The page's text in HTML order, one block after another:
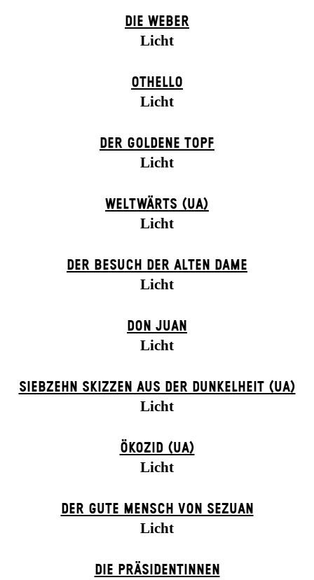
DIE WEBER
Licht
OTHELLO
Licht
DER GOLDENE TOPF
Licht
WELTWÄRTS (UA)
Licht
DER BE­SUCH DER ALT­EN DA­ME
Licht
DON JUAN
Licht
SIEBZEHN SKIZZEN AUS DER DUNKELHEIT (UA)
Licht
ÖKOZID (UA)
Licht
DER GUTE MENSCH VON SEZUAN
Licht
DIE PRÄSI­DENT­INNEN